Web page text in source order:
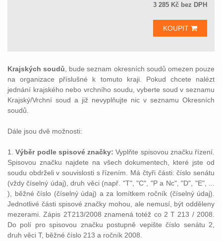
3 285 Kč bez DPH
KOUPIT
Krajských soudů , bude seznam okresních soudů omezen pouze
na organizace příslušné k tomuto kraji. Pokud chcete nalézt
jednání krajského nebo vrchního soudu, vyberte soud v seznamu
Krajský/Vrchní soud a již nevyplňujte nic v seznamu Okresních
soudů.
Dále jsou dvě možnosti:
1.Výběr podle spisové značky: Vyplňte spisovou značku řízení.
Spisovou značku najdete na všech dokumentech, které jste od
soudu obdrželi v souvislosti s řízením. Má čtyři části: číslo senátu
(vždy číselný údaj), druh věci (např. "T", "C", "P a Nc", "D", "E", ...
), běžné číslo (číselný údaj) a za lomítkem ročník (číselný údaj).
Jednotlivé části spisové značky mohou, ale nemusí, být odděleny
mezerami. Zápis 2T213/2008 znamená totéž co 2 T 213 / 2008.
Do polí pro spisovou značku postupně vepište číslo senátu 2,
druh věci T, běžné číslo 213 a ročník 2008.